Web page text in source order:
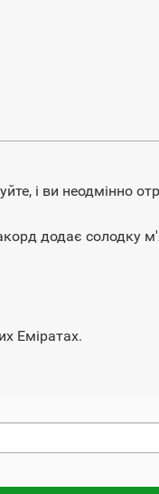
і ви неодмінно
додає солодку
Еміратах.